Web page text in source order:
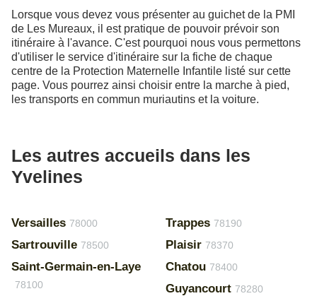
Lorsque vous devez vous présenter au guichet de la PMI
de Les Mureaux, il est pratique de pouvoir prévoir son
itinéraire à l'avance. C'est pourquoi nous vous permettons
d'utiliser le service d'itinéraire sur la fiche de chaque
centre de la Protection Maternelle Infantile listé sur cette
page. Vous pourrez ainsi choisir entre la marche à pied,
les transports en commun muriautins et la voiture.
Les autres accueils dans les
Yvelines
Versailles 78000
Sartrouville 78500
Saint-Germain-en-Laye
78100
Trappes 78190
Plaisir 78370
Chatou 78400
Guyancourt 78280